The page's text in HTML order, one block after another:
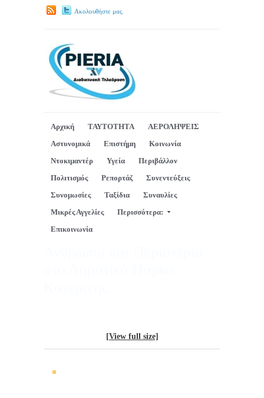
Ακολουθήστε μας.
Αρχική ΤΑΥΤΟΤΗΤΑ
ΑΕΡΟΛΗΨΕΙΣ
Αστυνομικά
Επιστήμη
Κοινωνία
Ντοκιμαντέρ
Υγεία
Περιβάλλον
Πολιτισμός
Ρεπορτάζ
Συνεντεύξεις
Συνομωσίες
Ταξίδια
Συναυλίες
Μικρές Αγγελίες
Περισσότερα:
Επικοινωνία
[View full size]